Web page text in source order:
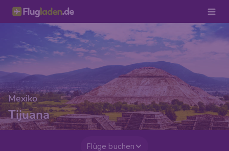
Mexiko
Tijuana
Flüge buchen